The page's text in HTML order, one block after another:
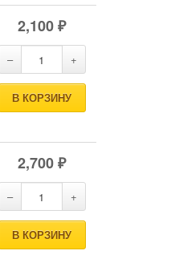
2,100₽
В КОРЗИНУ
2,700₽
В КОРЗИНУ